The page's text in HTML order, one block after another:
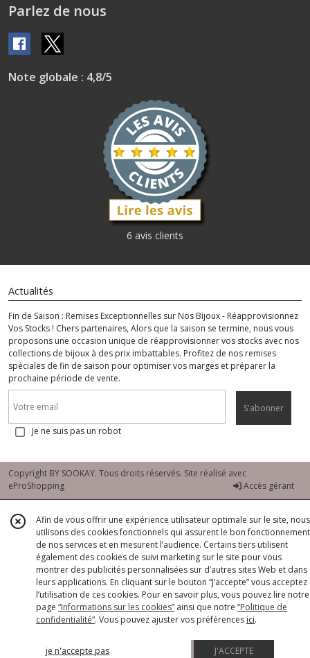
Parlez de nous
Note globale : 4,8/5
6 avis clients
Actualités
Fin de Saison : Remises Exceptionnelles sur Nos Bijoux - Réapprovisionnez
Vos Stocks ! Chers partenaires, Alors que la saison se termine, nous vous
proposons une occasion unique de réapprovisionner vos stocks avec nos
collections de bijoux à des prix imbattables. Profitez de nos remises
spéciales de fin de saison pour optimiser vos marges et préparer la
prochaine période de vente.
S'abonner
Je ne suis pas un robot
Copyright BY SOOKAY. Tous droits réservés. Site réalisé avec
eProShopping
Accès gérant
Afin de vous offrir une expérience utilisateur optimale sur le site, nous
utilisons des cookies fonctionnels qui assurent le bon fonctionnement
de nos services et en mesurent l’audience. Certains tiers utilisent
également des cookies de suivi marketing sur le site pour vous
montrer des publicités personnalisées sur d’autres sites Web et dans
leurs applications. En cliquant sur le bouton “J’accepte” vous acceptez
l’utilisation de ces cookies. Pour en savoir plus, vous pouvez lire notre
page “Informations sur les cookies” ainsi que notre “Politique de
confidentialité“. Vous pouvez ajuster vos préférences ici.
je n'accepte pas J'ACCEPTE